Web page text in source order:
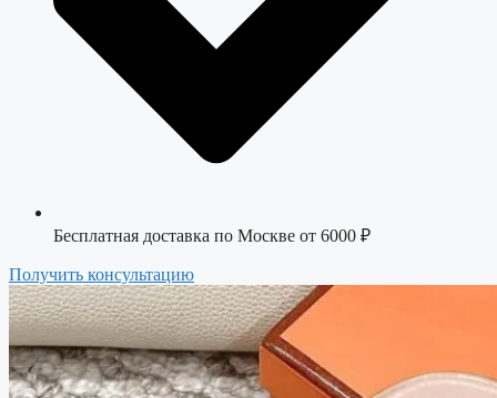
Бесплатная доставка по Москве от 6000 ₽
Получить консультацию